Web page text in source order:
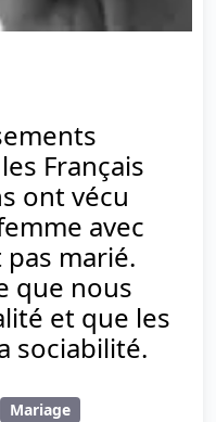
Français
ont vécu
avec
pas marié.
que nous
et que les
sociabilité.
Mariage